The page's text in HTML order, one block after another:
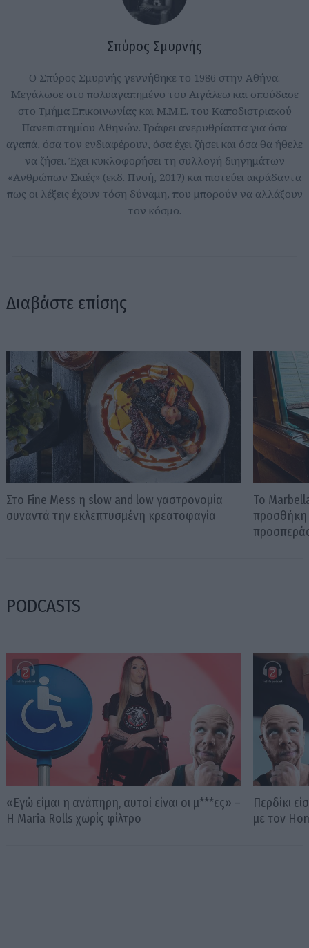
Σπύρος Σμυρνής
Ο Σπύρος Σμυρνής γεννήθηκε το 1986 στην Αθήνα.
Μεγάλωσε στο πολυαγαπημένο του Αιγάλεω και σπούδασε
στο Τμήμα Επικοινωνίας και Μ.Μ.Ε. του Καποδιστριακού
Πανεπιστημίου Αθηνών. Γράφει ανερυθρίαστα για όσα
αγαπά, όσα τον ενδιαφέρουν, όσα έχει ζήσει και όσα θα ήθελε
να ζήσει. Έχει κυκλοφορήσει τη συλλογή διηγημάτων
«Ανθρώπων Σκιές» (εκδ. Πνοή, 2017) και πιστεύει ακράδαντα
πως οι λέξεις έχουν τόση δύναμη, που μπορούν να αλλάξουν
τον κόσμο.
Διαβάστε επίσης
Στο Fine Mess η slow and low γαστρονομία
συναντά την εκλεπτυσμένη κρεατοφαγία
To
προσθήκη
PODCASTS
«Εγώ είμαι η ανάπηρη, αυτοί είναι οι μ***ες» –
Η Maria Rolls χωρίς φίλτρο
Περδίκι
με τον